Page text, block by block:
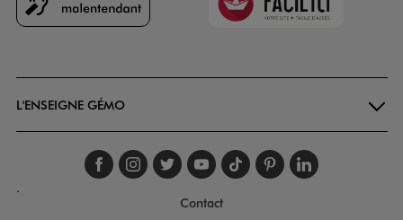
L'ENSEIGNE GÉMO
Suivez-nous sur
Suivez-nous sur
Suivez-nous sur
Suivez-nous
Suivez-nous
Suivez-
.
Contact